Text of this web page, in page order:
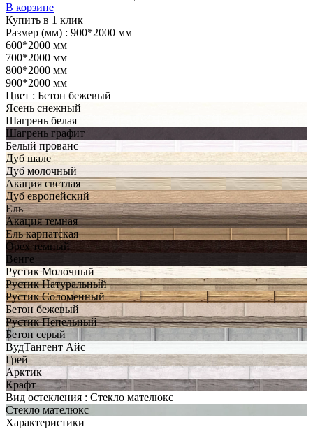
В корзине
Купить в 1 клик
Размер (мм) : 900*2000 мм
600*2000 мм
700*2000 мм
800*2000 мм
900*2000 мм
Цвет : Бетон бежевый
Ясень снежный
Шагрень белая
Шагрень графит
Белый прованс
Дуб шале
Дуб молочный
Акация светлая
Дуб европейский
Ель
Акация темная
Ель карпатская
Орех темный
Венге
Рустик Молочный
Рустик Натуральный
Рустик Соломенный
Бетон бежевый
Рустик Пепельный
Бетон серый
ВудТангент Айс
Грей
Арктик
Крафт
Вид остекления : Стекло мателюкс
Стекло мателюкс
Характеристики